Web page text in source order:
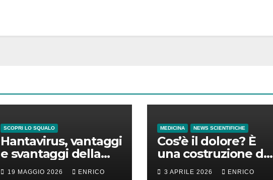
SCOPRI LO SQUALO
Hantavirus, vantaggi
e svantaggi della
lunga incubazione
19 MAGGIO 2026 ENRICO
MEDICINA NEWS SCIENTIFICHE
Cos’è il dolore? È
una costruzione del
cervello
3 APRILE 2026 ENRICO